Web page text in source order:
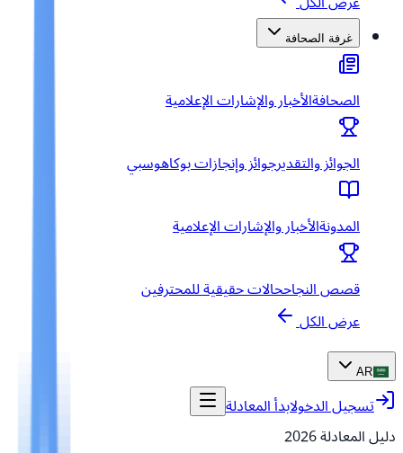
غرفة الصحافة
الصحافةالأخبار والإشارات الإعلامية
الجوائز والتقديرجوائز وإنجازات بوكاهوسبي
المدونةالأخبار والإشارات الإعلامية
قصص النجاححالات حقيقية للمحترفين
عرض الكل
AR
تسجيل الدخولابدأ المعادلة
دليل المعادلة2026